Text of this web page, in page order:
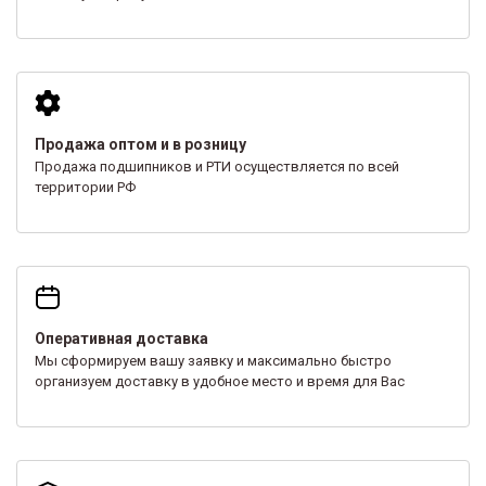
Продажа оптом и в розницу
Продажа подшипников и РТИ осуществляется по всей
территории РФ
Оперативная доставка
Мы сформируем вашу заявку и максимально быстро
организуем доставку в удобное место и время для Вас